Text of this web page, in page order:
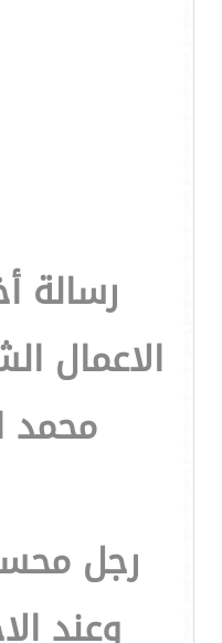
رسالة
الاعمال
محمد
رجل
وعند